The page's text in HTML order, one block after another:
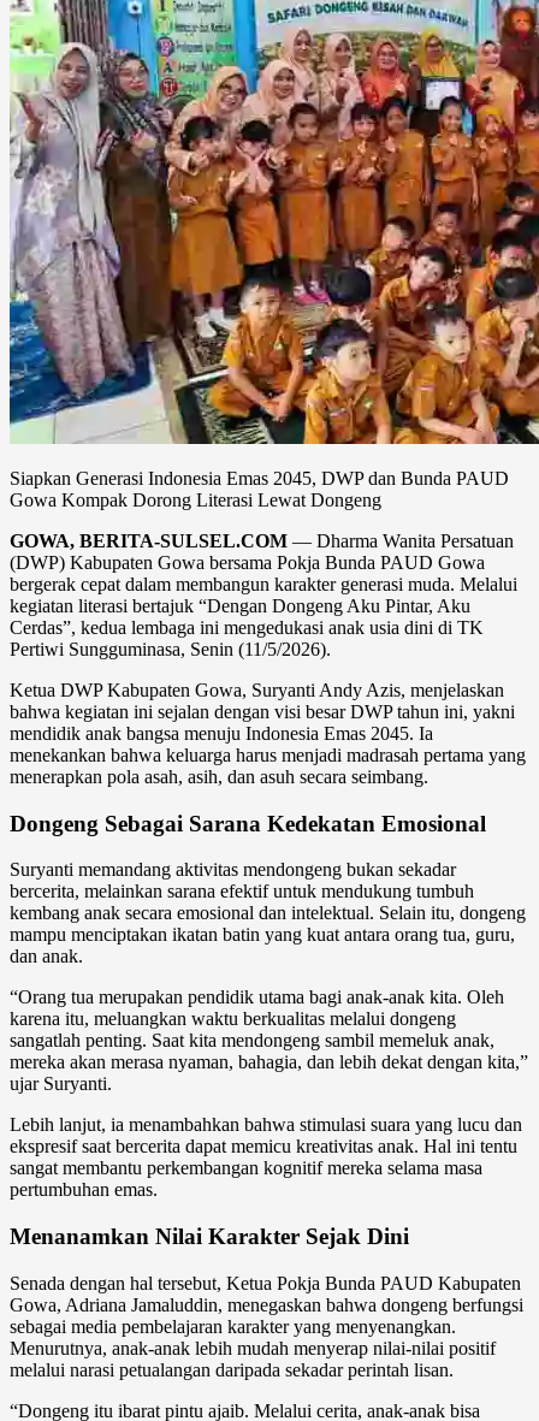
Siapkan Generasi Indonesia Emas 2045, DWP dan Bunda PAUD
Gowa Kompak Dorong Literasi Lewat Dongeng
GOWA, BERITA-SULSEL.COM — Dharma Wanita Persatuan
(DWP) Kabupaten Gowa bersama Pokja Bunda PAUD Gowa
bergerak cepat dalam membangun karakter generasi muda. Melalui
kegiatan literasi bertajuk “Dengan Dongeng Aku Pintar, Aku
Cerdas”, kedua lembaga ini mengedukasi anak usia dini di TK
Pertiwi Sungguminasa, Senin (11/5/2026).
Ketua DWP Kabupaten Gowa, Suryanti Andy Azis, menjelaskan
bahwa kegiatan ini sejalan dengan visi besar DWP tahun ini, yakni
mendidik anak bangsa menuju Indonesia Emas 2045. Ia
menekankan bahwa keluarga harus menjadi madrasah pertama yang
menerapkan pola asah, asih, dan asuh secara seimbang.
Dongeng Sebagai Sarana Kedekatan Emosional
Suryanti memandang aktivitas mendongeng bukan sekadar
bercerita, melainkan sarana efektif untuk mendukung tumbuh
kembang anak secara emosional dan intelektual. Selain itu, dongeng
mampu menciptakan ikatan batin yang kuat antara orang tua, guru,
dan anak.
“Orang tua merupakan pendidik utama bagi anak-anak kita. Oleh
karena itu, meluangkan waktu berkualitas melalui dongeng
sangatlah penting. Saat kita mendongeng sambil memeluk anak,
mereka akan merasa nyaman, bahagia, dan lebih dekat dengan kita,”
ujar Suryanti.
Lebih lanjut, ia menambahkan bahwa stimulasi suara yang lucu dan
ekspresif saat bercerita dapat memicu kreativitas anak. Hal ini tentu
sangat membantu perkembangan kognitif mereka selama masa
pertumbuhan emas.
Menanamkan Nilai Karakter Sejak Dini
Senada dengan hal tersebut, Ketua Pokja Bunda PAUD Kabupaten
Gowa, Adriana Jamaluddin, menegaskan bahwa dongeng berfungsi
sebagai media pembelajaran karakter yang menyenangkan.
Menurutnya, anak-anak lebih mudah menyerap nilai-nilai positif
melalui narasi petualangan daripada sekadar perintah lisan.
“Dongeng itu ibarat pintu ajaib. Melalui cerita, anak-anak bisa